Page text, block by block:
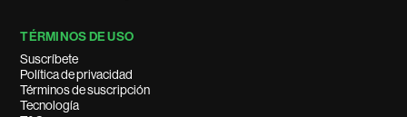
TÉRMINOS DE USO
Suscríbete
Política de privacidad
Términos de suscripción
Tecnología